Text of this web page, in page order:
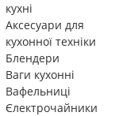
кухні
Аксесуари для
кухонної техніки
Блендери
Ваги кухонні
Вафельниці
Єлектрочайники